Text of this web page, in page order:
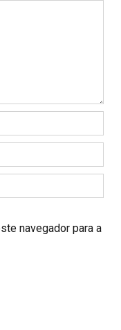
navegador para a